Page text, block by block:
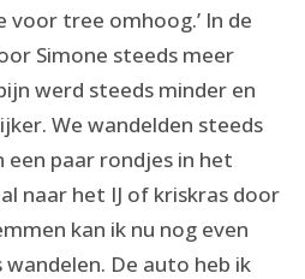
tree omhoog.’ In de
Simone steeds meer
werd steeds minder en
We wandelden steeds
een paar rondjes in het
naar het IJ of kriskras door
kan ik nu nog even
De auto heb ik